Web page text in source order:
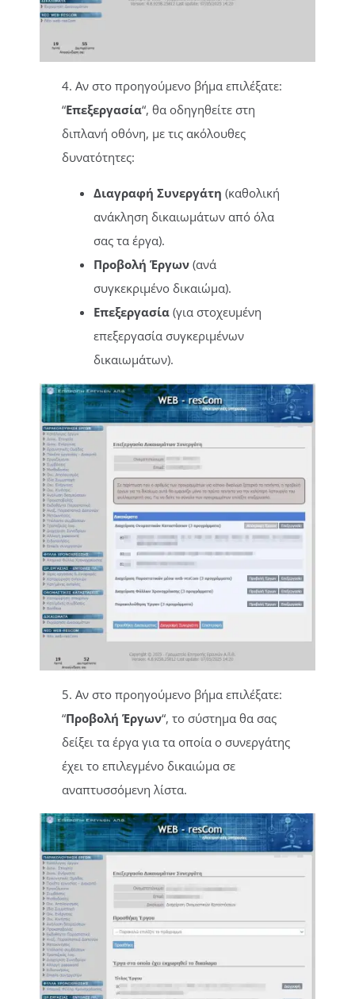
4. Αν στο προηγούμενο βήμα επιλέξατε:
“Επεξεργασία“, θα οδηγηθείτε στη
διπλανή οθόνη, με τις ακόλουθες
δυνατότητες:
Διαγραφή Συνεργάτη (καθολική
ανάκληση δικαιωμάτων από όλα
σας τα έργα).
Προβολή Έργων(ανά
συγκεκριμένο δικαιώμα).
Επεξεργασία(για στοχευμένη
επεξεργασία συγκεριμένων
δικαιωμάτων).
5. Αν στο προηγούμενο βήμα επιλέξατε:
“Προβολή Έργων“, το σύστημα θα σας
δείξει τα έργα για τα οποία ο συνεργάτης
έχει το επιλεγμένο δικαιώμα σε
αναπτυσσόμενη λίστα.